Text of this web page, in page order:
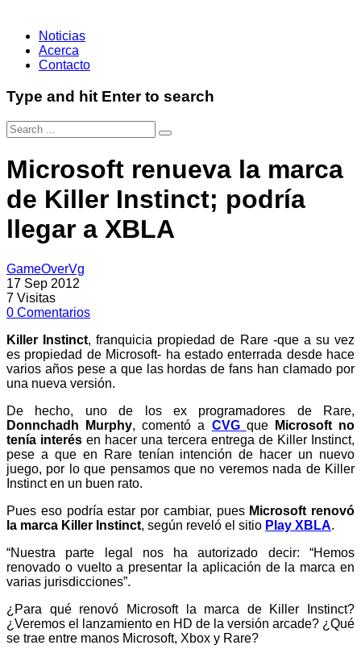
Noticias
Acerca
Contacto
Type and hit Enter to search
Microsoft renueva la marca
de Killer Instinct; podría
llegar a XBLA
GameOverVg
17 Sep 2012
7 Visitas
0 Comentarios
Killer Instinct, franquicia propiedad de Rare -que a su vez
es propiedad de Microsoft- ha estado enterrada desde hace
varios años pese a que las hordas de fans han clamado por
una nueva versión.
De hecho, uno de los ex programadores de Rare,
Donnchadh Murphy, comentó a CVG que
Microsoft no
tenía interés en hacer una tercera entrega de Killer Instinct,
pese a que en Rare tenían intención de hacer un nuevo
juego, por lo que pensamos que no veremos nada de Killer
Instinct en un buen rato.
Pues eso podría estar por cambiar, pues Microsoft renovó
la marca Killer Instinct, según reveló el sitio Play XBLA.
“Nuestra parte legal nos ha autorizado decir: “Hemos
renovado o vuelto a presentar la aplicación de la marca en
varias jurisdicciones”.
¿Para qué renovó Microsoft la marca de Killer Instinct?
¿Veremos el lanzamiento en HD de la versión arcade? ¿Qué
se trae entre manos Microsoft, Xbox y Rare?